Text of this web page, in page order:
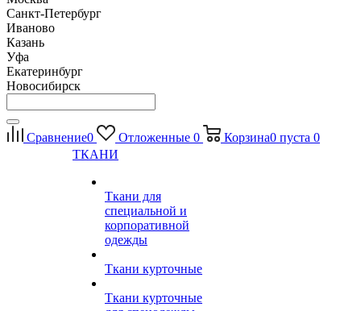
Санкт-Петербург
Иваново
Казань
Уфа
Екатеринбург
Новосибирск
Сравнение0 Отложенные 0 Корзина0 пуста 0
ТКАНИ
Ткани для
специальной и
корпоративной
одежды
Ткани курточные
Ткани курточные